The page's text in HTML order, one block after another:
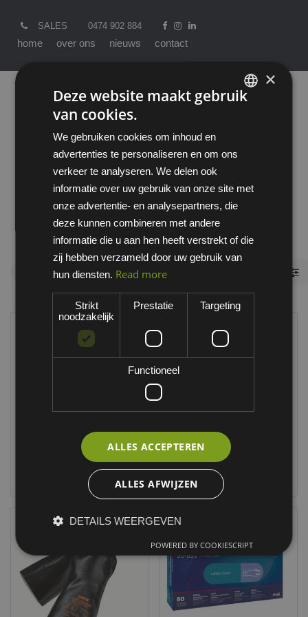
SALES 0474 902 884
home over ons nieuws contact
Producten All
Persoonlijke Bescherming
Handschoenen
Anti-statische handschoenen
Anti-statische
handschoenen
OXXA® X-PU-Palm 14-
103 ESD handschoen
Uvex phynomic C XG
ESD handschoen
×
Deze website maakt gebruik
van cookies.
We gebruiken cookies om inhoud en
advertenties te personaliseren en om ons
verkeer te analyseren. We delen ook
informatie over uw gebruik van onze site met
onze advertentie- en analysepartners, die
deze kunnen combineren met andere
informatie die u aan hen heeft verstrekt of die
zij hebben verzameld door uw gebruik van
hun diensten. Read more
Strikt
noodzakelijk
Prestatie Targeting
Functioneel
ALLES ACCEPTEREN
ALLES AFWIJZEN
DETAILS WEERGEVEN
POWERED BY COOKIESCRIPT